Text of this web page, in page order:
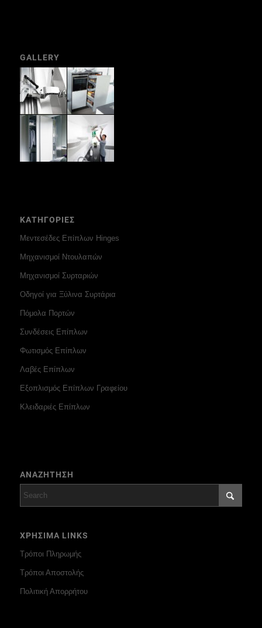
GALLERY
ΚΑΤΗΓΟΡΙΕΣ
Μεντεσέδες Επίπλων Hinges
Μηχανισμοί Ντουλαπών
Μηχανισμοί Συρταριών
Οδηγοί για Ξύλινα Συρτάρια
Πόμολα Πορτών
Συνδέσεις Επίπλων
Φωτισμός Επίπλων
Λαβές Επίπλων
Εξοπλισμός Επίπλων Γραφείου
Κλειδαριές Επίπλων
ΑΝΑΖΗΤΗΣΗ
ΧΡΗΣΙΜΑ LINKS
Τρόποι Πληρωμής
Τρόποι Αποστολής
Πολιτική Απορρήτου